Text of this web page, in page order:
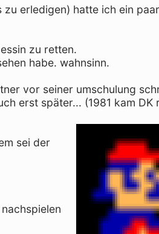
erledigen) hatte ich ein
zu retten.
habe. wahnsinn.
vor seiner umschulung
erst später... (1981 kam DK
sei der